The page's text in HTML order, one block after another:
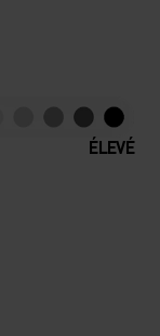
ÉLEVÉ